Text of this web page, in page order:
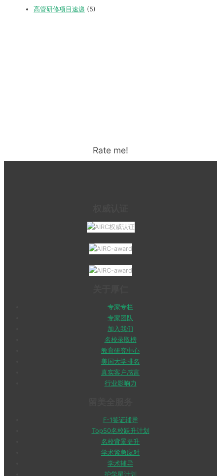
高管研修项目速递 (5)
Rate me!
专家专栏
专家团队
加入我们
名校录取榜
教育研究中心
美国大学排名
真实客户感言
行业影响力
F-1签证辅导
Top50名校跃升计划
名校背景提升
学术紧急应对
学术辅导
护学星计划